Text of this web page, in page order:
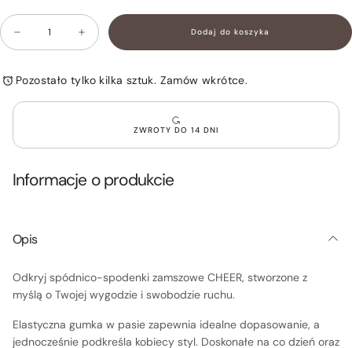
NIEDOSTĘPNY
Ilość
Zmniejsz
ilość
-
Zamszowe
Zwiększ
ilość
-
Dodaj do koszyka
Pozostało tylko kilka sztuk. Zamów wkrótce.
ZWROTY DO 14 DNI
Informacje o produkcie
Opis
Odkryj spódnico-spodenki zamszowe CHEER, stworzone z
myślą o Twojej wygodzie i swobodzie ruchu.
Elastyczna gumka w pasie zapewnia idealne dopasowanie, a
jednocześnie podkreśla kobiecy styl. Doskonałe na co dzień oraz